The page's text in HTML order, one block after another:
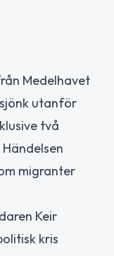
Medelhavet
utanför
två
migranter
Keir
kris